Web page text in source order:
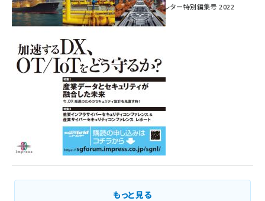
インプレス SmartGridニューズレター特別編集号 2022
Vol.1
もっと見る